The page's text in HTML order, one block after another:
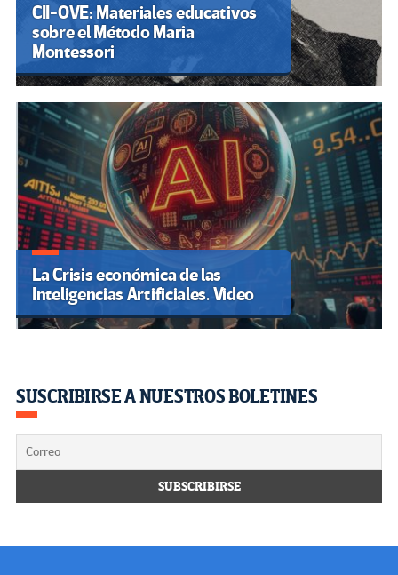
CII-OVE: Materiales educativos
sobre el Método Maria
Montessori
La Crisis económica de las
Inteligencias Artificiales. Video
SUSCRIBIRSE A NUESTROS BOLETINES